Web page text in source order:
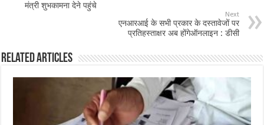
o p
मंत्री शुभकामना देने पहुंचे
Next
एनआरआई के सभी प्रकार के दस्तावेजों पर
प्रतिहस्ताक्षर अब होंगेऑनलाइन : डीसी
Related Articles